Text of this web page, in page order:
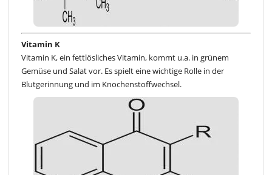
Vitamin K
Vitamin K, ein fettlösliches Vitamin, kommt u.a. in grünem
Gemüse und Salat vor. Es spielt eine wichtige Rolle in der
Blutgerinnung und im Knochenstoffwechsel.